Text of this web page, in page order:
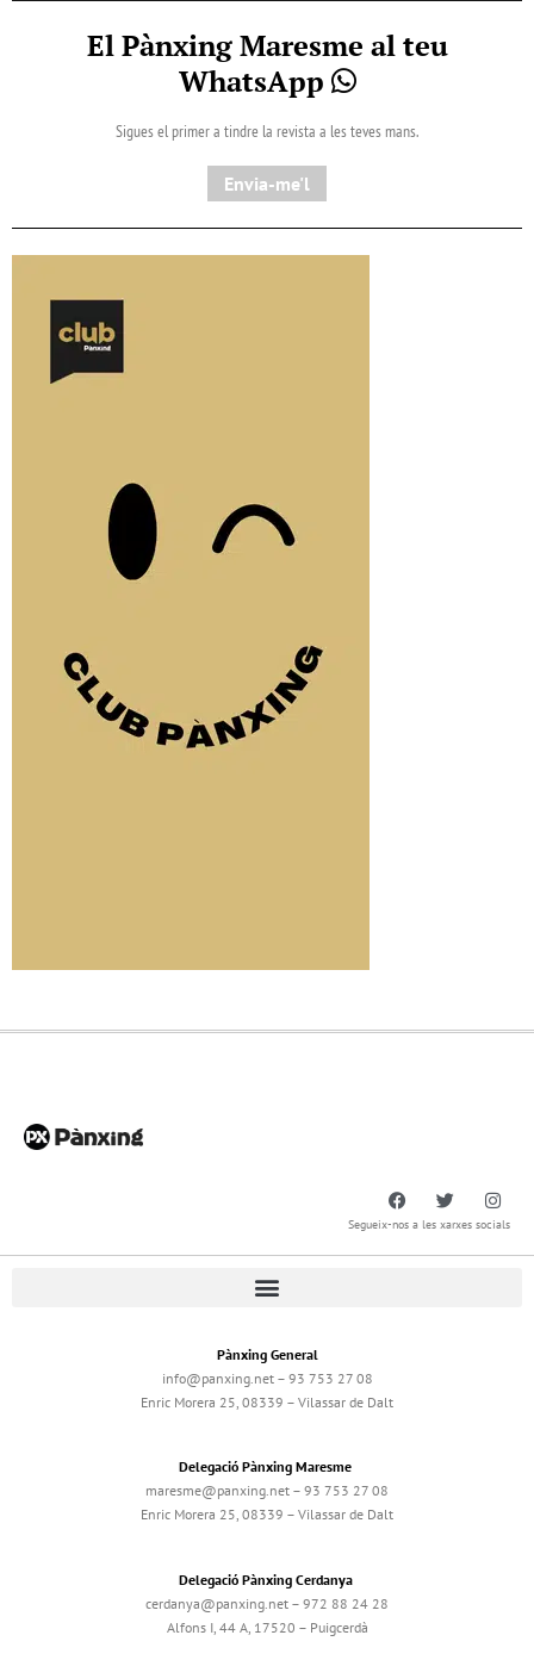
El Pànxing Maresme al teu
WhatsApp
Sigues el primer a tindre la revista a les teves mans.
Envia-me'l
Segueix-nos a les xarxes socials
Pànxing General
info@panxing.net – 93 753 27 08
Enric Morera 25, 08339 – Vilassar de Dalt
Delegació Pànxing Maresme
maresme@panxing.net – 93 753 27 08
Enric Morera 25, 08339 – Vilassar de Dalt
Delegació Pànxing Cerdanya
cerdanya@panxing.net – 972 88 24 28
Alfons I, 44 A, 17520 – Puigcerdà